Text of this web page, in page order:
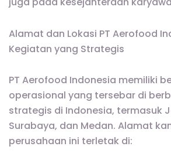
Alamat dan Lokasi PT Aerofood
Kegiatan yang Strategis
PT Aerofood Indonesia memiliki
operasional yang tersebar di
strategis di Indonesia, termasuk
Surabaya, dan Medan. Alamat
perusahaan ini terletak di: